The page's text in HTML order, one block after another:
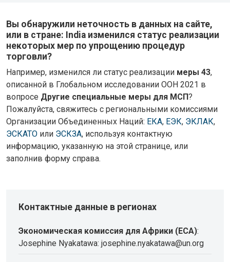
Вы обнаружили неточность в данных на сайте,
или в стране: India изменился статус реализации
некоторых мер по упрощению процедур
торговли?
Например, изменился ли статус реализации меры 43,
описанной в Глобальном исследовании ООН 2021 в
вопросе Другие специальные меры для МСП?
Пожалуйста, свяжитесь с региональными комиссиями
Организации Объединенных Наций: ЕКА, ЕЭК, ЭКЛАК,
ЭСКАТО или ЭСКЗА, используя контактную
информацию, указанную на этой странице, или
заполнив форму справа.
Контактные данные в регионах
Экономическая комиссия для Африки (ECA):
Josephine Nyakatawa: josephine.nyakatawa@un.org